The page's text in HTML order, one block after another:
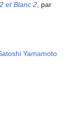
et Blanc 2, par
Yamamoto